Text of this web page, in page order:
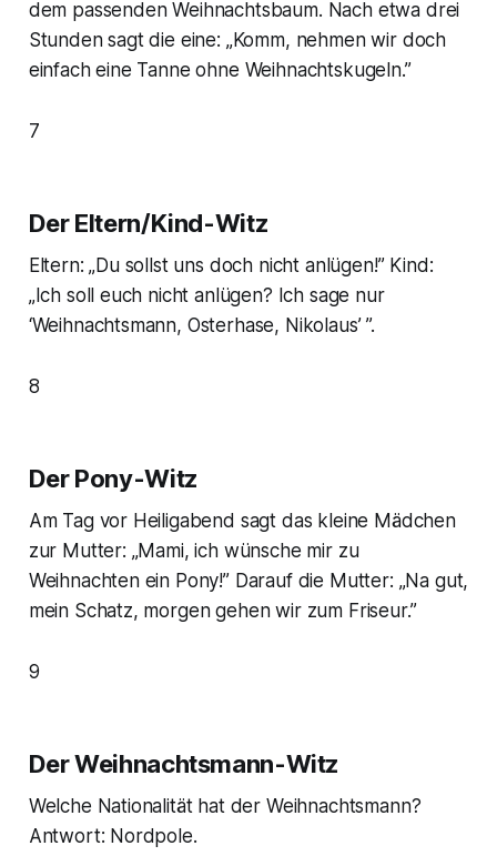
dem passenden Weihnachtsbaum. Nach etwa drei
Stunden sagt die eine: „Komm, nehmen wir doch
einfach eine Tanne ohne Weihnachtskugeln.”
7
Der Eltern/Kind-Witz
Eltern: „Du sollst uns doch nicht anlügen!” Kind:
„Ich soll euch nicht anlügen? Ich sage nur
‘Weihnachtsmann, Osterhase, Nikolaus’ ”.
8
Der Pony-Witz
Am Tag vor Heiligabend sagt das kleine Mädchen
zur Mutter: „Mami, ich wünsche mir zu
Weihnachten ein Pony!” Darauf die Mutter: „Na gut,
mein Schatz, morgen gehen wir zum Friseur.”
9
Der Weihnachtsmann-Witz
Welche Nationalität hat der Weihnachtsmann?
Antwort: Nordpole.